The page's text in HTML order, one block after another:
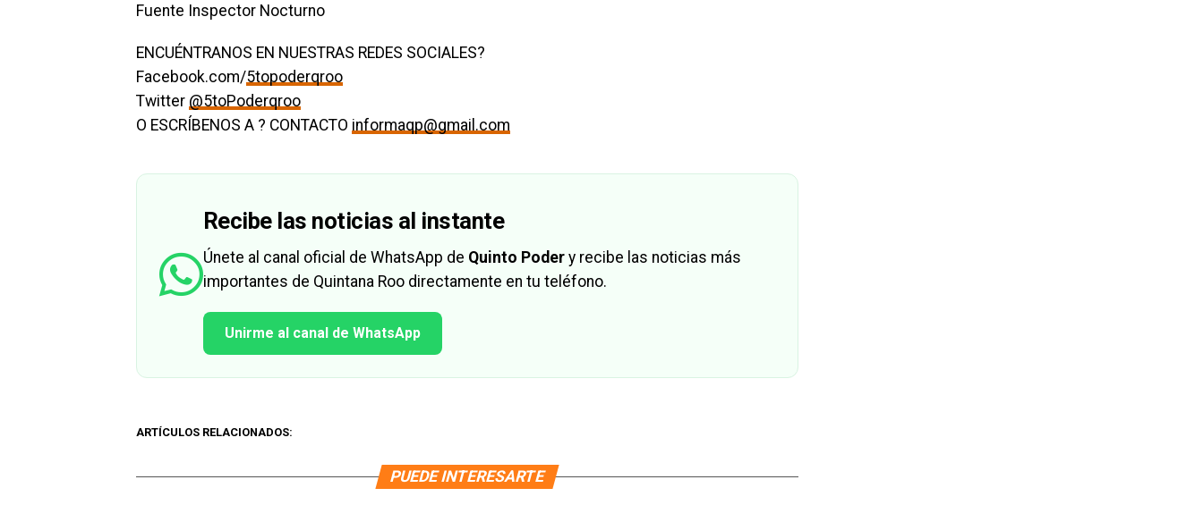
Fuente Inspector Nocturno
ENCUÉNTRANOS EN NUESTRAS REDES SOCIALES?
Facebook.com/5topoderqroo
Twitter @5toPoderqroo
O ESCRÍBENOS A ? CONTACTO informaqp@gmail.com
Recibe las noticias al instante
Únete al canal oficial de WhatsApp de Quinto Poder y recibe las noticias más
importantes de Quintana Roo directamente en tu teléfono.
Unirme al canal de WhatsApp
ARTÍCULOS RELACIONADOS:
PUEDE INTERESARTE